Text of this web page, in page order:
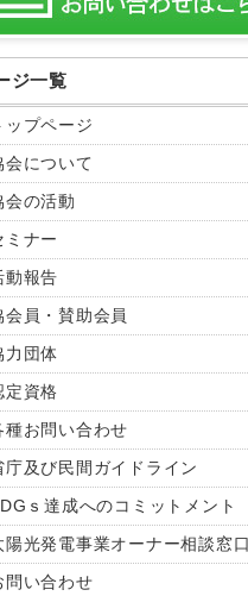
ジ一覧
ップページ
会について
会の活動
ミナー
動報告
会員・賛助会員
力団体
定資格
種お問い合わせ
庁及び民間ガイドライン
ｓ達成へのコミットメント
陽光発電事業オーナー相談窓口
問い合わせ